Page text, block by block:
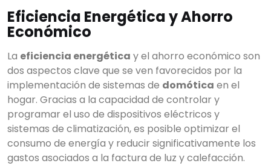
Eficiencia Energética y Ahorro
Económico
La eficiencia energética y el ahorro económico son
dos aspectos clave que se ven favorecidos por la
implementación de sistemas de domótica en el
hogar. Gracias a la capacidad de controlar y
programar el uso de dispositivos eléctricos y
sistemas de climatización, es posible optimizar el
consumo de energía y reducir significativamente los
gastos asociados a la factura de luz y calefacción.